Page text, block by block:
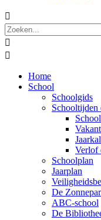



Home
School
Schoolgids
Schooltijden
Verlof
Schoolplan
Jaarplan
De
ABC-school
De